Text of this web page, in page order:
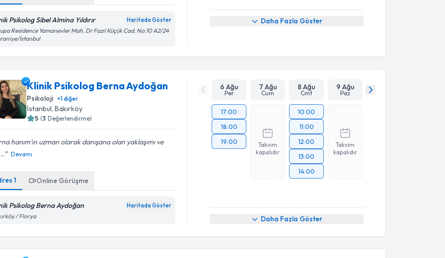
Psikolog Sibel Almina Yıldırır Haritada Göster
Residence Yamanevler Mah. Dr Fazıl Küçük Cad. No:10 A2/24
İstanbul
Daha Fazla Göster
Klinik Psikolog Berna Aydoğan
Psikoloji +1diğer
İstanbul,Bakırköy
5 (3 Değerlendirme)
hanım’ın uzman olarak danışana olan yaklaşımı ve
Devamı
1 Online Görüşme
Psikolog Berna Aydoğan Haritada Göster
/ Florya
6 Ağu
Per
7 Ağu
Cum
8 Ağu
Cmt
9 Ağu
Paz
17:00
18:00
19:00
Takvim
kapalıdır
10:00
11:00
12:00
13:00
14:00
Takvim
kapalıdır
Daha Fazla Göster